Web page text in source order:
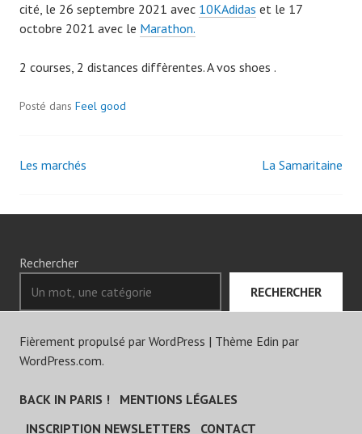
n
7
7
cité, le 26 septembre 2021 avec 10KAdidas et le 17
octobre 2021 avec le Marathon.
2 courses, 2 distances diffèrentes. A vos shoes .
Posté dans Feel good
Navigation
des
articles
Les marchés La Samaritaine
Rechercher
RECHERCHER
Fièrement propulsé par WordPress | Thème Edin par
WordPress.com.
BACK IN PARIS !
MENTIONS LÉGALES
INSCRIPTION NEWSLETTERS
CONTACT